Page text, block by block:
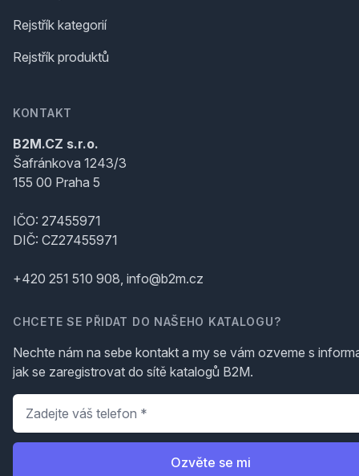
Rejstřík kategorií
Rejstřík produktů
KONTAKT
B2M.CZ s.r.o.
Šafránkova 1243/3
155 00 Praha 5
IČO: 27455971
DIČ: CZ27455971
+420 251 510 908, info@b2m.cz
CHCETE SE PŘIDAT DO NAŠEHO KATALOGU?
Nechte nám na sebe kontakt a my se vám ozveme s
jak se zaregistrovat do sítě katalogů B2M.
Telefon
Ozvěte se mi